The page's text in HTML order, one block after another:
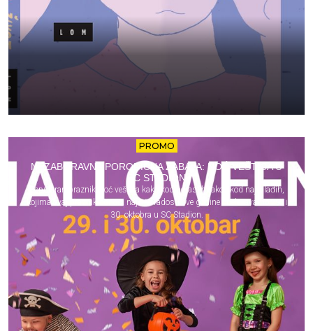
PROMO
NEZABORAVNA PORODIČNA ZABAVA: NOĆ VEŠTICA U
SC STADION
Popularan praznik Noć veštica kako kod odraslih tako i kod najmlađih,
kojima ovaj praznik donosi najviše radosti ove godine obeležavamo 29. i
30. oktobra u SC Stadion.